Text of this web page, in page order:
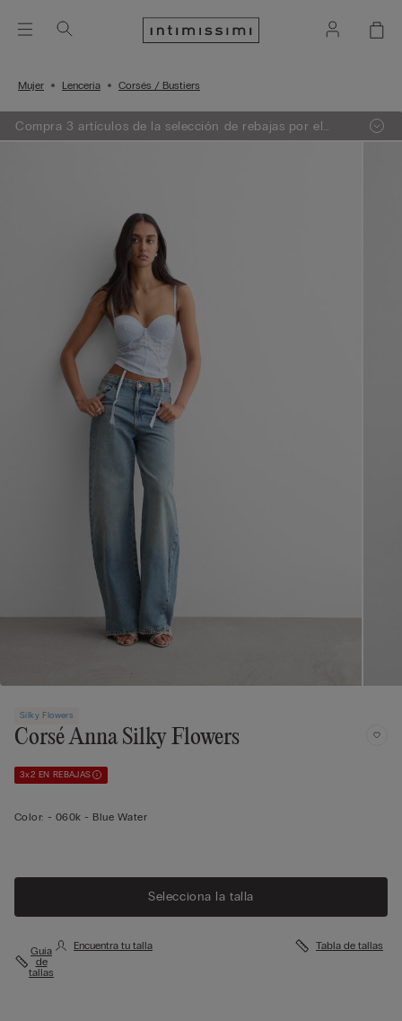
Mujer Lencería Corsés / Bustiers
Compra 3 artículos de la selección de rebajas por el
precio de 2. El descuento se aplicará automáticamente
Silky Flowers
Corsé Anna Silky Flowers
3x2 EN REBAJAS
Color: - 060k - Blue Water
Selecciona la talla
Guía
de
tallas
Encuentra tu talla Tabla de tallas